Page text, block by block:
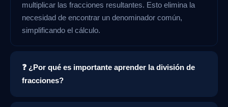
multiplicar las fracciones resultantes. Esto elimina la
necesidad de encontrar un denominador común,
simplificando el cálculo.
❓ ¿Por qué es importante aprender la división de
fracciones?